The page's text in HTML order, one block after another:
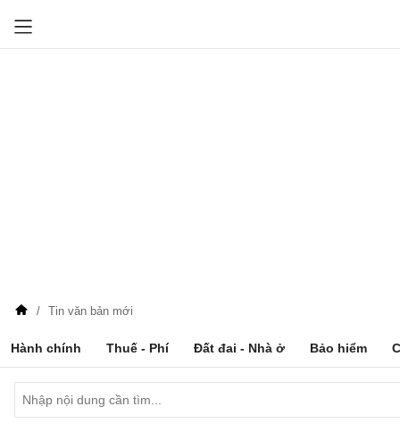
Tin văn bản mới
Hành chính Thuế - Phí Đất đai - Nhà ở Bảo hiểm